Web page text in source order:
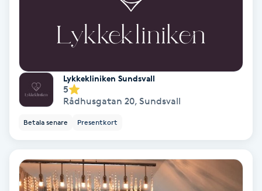
Svettbehandling
Tuina-massage
Taktil massage
Tandläkare
Lykkekliniken Sundsvall
5
Rådhusgatan 20, Sundsvall
Betala senare Presentkort